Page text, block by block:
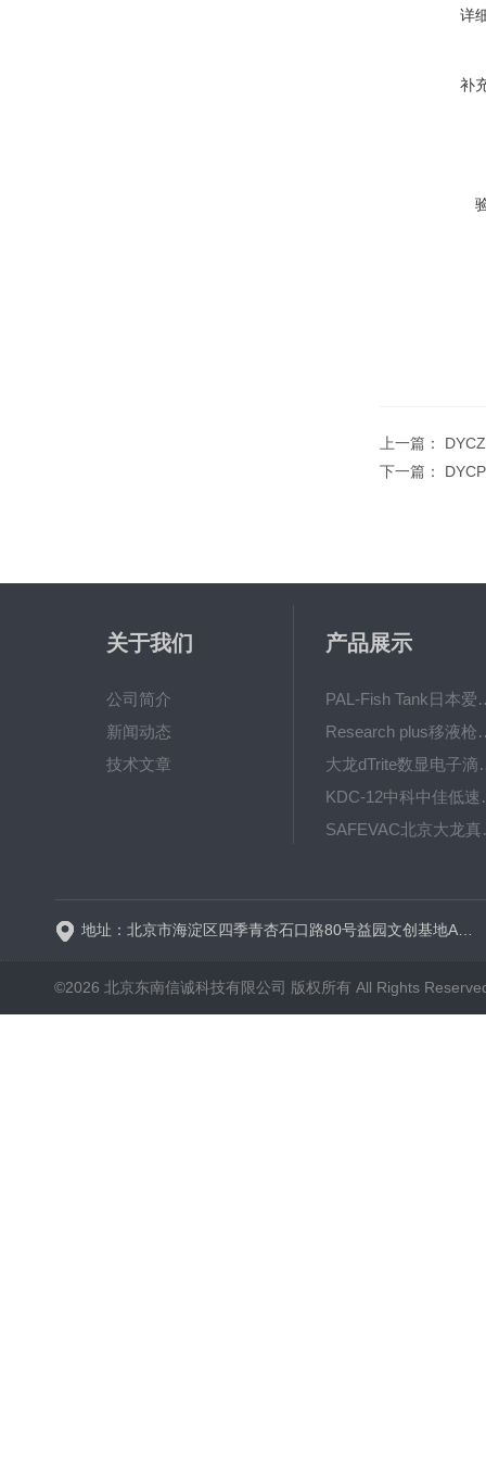
详
补
上一篇：
下一篇：
关于我们
公司简介
新闻动态
技术文章
产品展示
PAL-Fish Tank
Research plus
大龙dTrite
KDC-
©2026 北京东南信诚科技有限公司 版权所有 All Rights